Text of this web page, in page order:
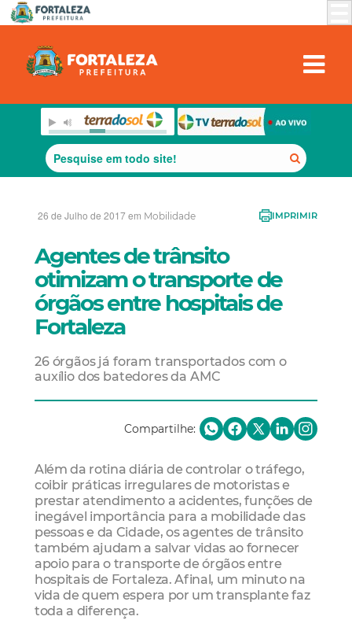
26 de Julho de 2017 em Mobilidade IMPRIMIR
Agentes de trânsito
otimizam o transporte de
órgãos entre hospitais de
Fortaleza
26 órgãos já foram transportados com o
auxílio dos batedores da AMC
Compartilhe:
Além da rotina diária de controlar o tráfego,
coibir práticas irregulares de motoristas e
prestar atendimento a acidentes, funções de
inegável importância para a mobilidade das
pessoas e da Cidade, os agentes de trânsito
também ajudam a salvar vidas ao fornecer
apoio para o transporte de órgãos entre
hospitais de Fortaleza. Afinal, um minuto na
vida de quem espera por um transplante faz
toda a diferença.